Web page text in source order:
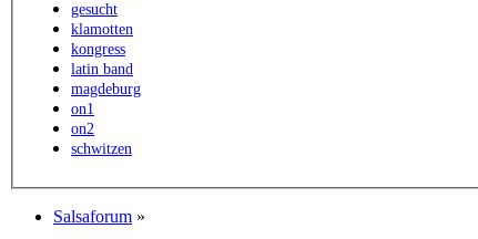
gesucht
klamotten
kongress
latin band
magdeburg
on1
on2
schwitzen
Salsaforum »